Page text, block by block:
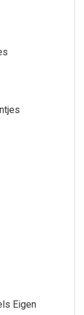
Eigen